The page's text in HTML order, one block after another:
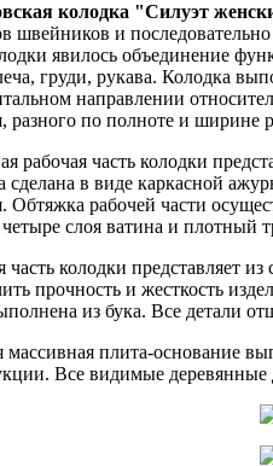
колодка "Силуэт
швейников и
явилось объединение
груди, рукава. Колодка
направлении
разного по полноте и ширине
рабочая часть колодки
сделана в виде каркасной
Обтяжка рабочей части
четыре слоя ватина и плотный
часть колодки представляет
прочность и жесткость
из бука. Все детали
плита-основание
Все видимые деревянные